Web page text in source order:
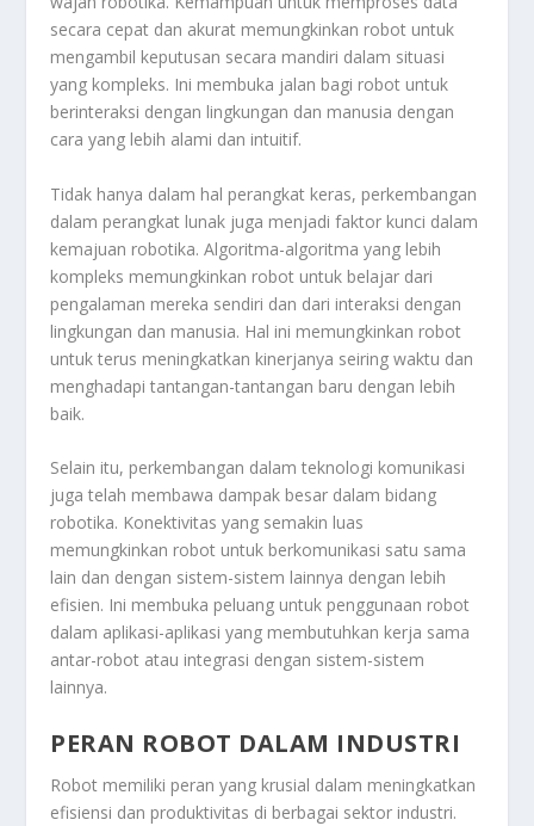
secara cepat dan akurat memungkinkan robot untuk
mengambil keputusan secara mandiri dalam situasi
yang kompleks. Ini membuka jalan bagi robot untuk
berinteraksi dengan lingkungan dan manusia dengan
cara yang lebih alami dan intuitif.
Tidak hanya dalam hal perangkat keras, perkembangan
dalam perangkat lunak juga menjadi faktor kunci dalam
kemajuan robotika. Algoritma-algoritma yang lebih
kompleks memungkinkan robot untuk belajar dari
pengalaman mereka sendiri dan dari interaksi dengan
lingkungan dan manusia. Hal ini memungkinkan robot
untuk terus meningkatkan kinerjanya seiring waktu dan
menghadapi tantangan-tantangan baru dengan lebih
baik.
Selain itu, perkembangan dalam teknologi komunikasi
juga telah membawa dampak besar dalam bidang
robotika. Konektivitas yang semakin luas
memungkinkan robot untuk berkomunikasi satu sama
lain dan dengan sistem-sistem lainnya dengan lebih
efisien. Ini membuka peluang untuk penggunaan robot
dalam aplikasi-aplikasi yang membutuhkan kerja sama
antar-robot atau integrasi dengan sistem-sistem
lainnya.
PERAN ROBOT DALAM INDUSTRI
Robot memiliki peran yang krusial dalam meningkatkan
efisiensi dan produktivitas di berbagai sektor industri.